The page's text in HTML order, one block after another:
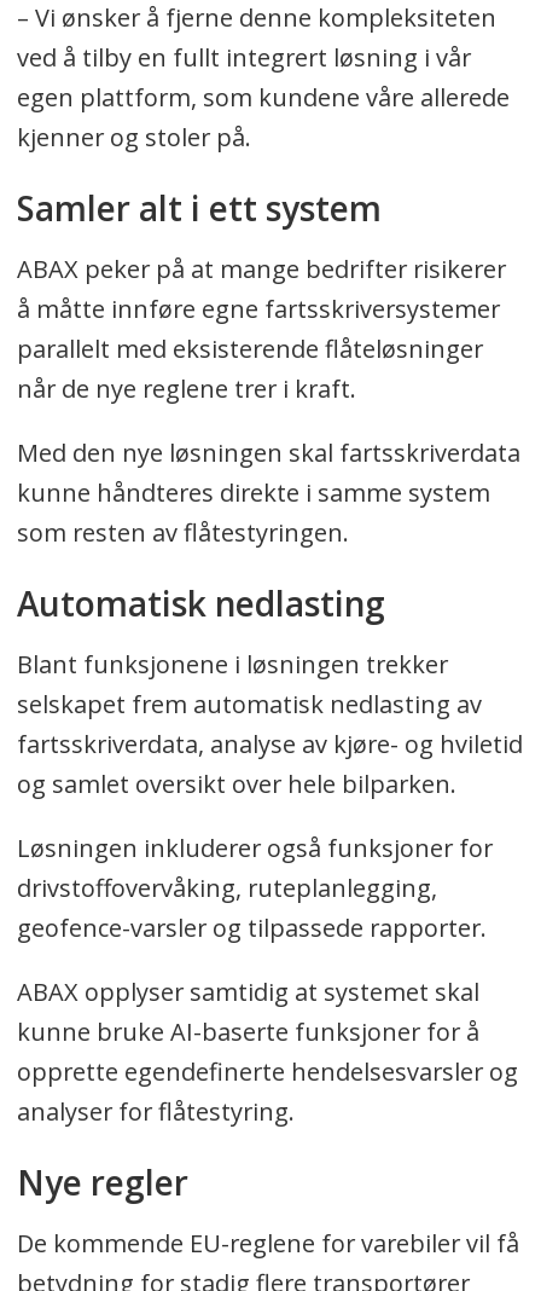
– Vi ønsker å fjerne denne kompleksiteten
ved å tilby en fullt integrert løsning i vår
egen plattform, som kundene våre allerede
kjenner og stoler på.
Samler alt i ett system
ABAX peker på at mange bedrifter risikerer
å måtte innføre egne fartsskriversystemer
parallelt med eksisterende flåteløsninger
når de nye reglene trer i kraft.
Med den nye løsningen skal fartsskriverdata
kunne håndteres direkte i samme system
som resten av flåtestyringen.
Automatisk nedlasting
Blant funksjonene i løsningen trekker
selskapet frem automatisk nedlasting av
fartsskriverdata, analyse av kjøre- og hviletid
og samlet oversikt over hele bilparken.
Løsningen inkluderer også funksjoner for
drivstoffovervåking, ruteplanlegging,
geofence-varsler og tilpassede rapporter.
ABAX opplyser samtidig at systemet skal
kunne bruke AI-baserte funksjoner for å
opprette egendefinerte hendelsesvarsler og
analyser for flåtestyring.
Nye regler
De kommende EU-reglene for varebiler vil få
betydning for stadig flere transportører